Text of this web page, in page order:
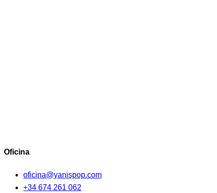
Oficina
oficina@yanispop.com
+34 674 261 062